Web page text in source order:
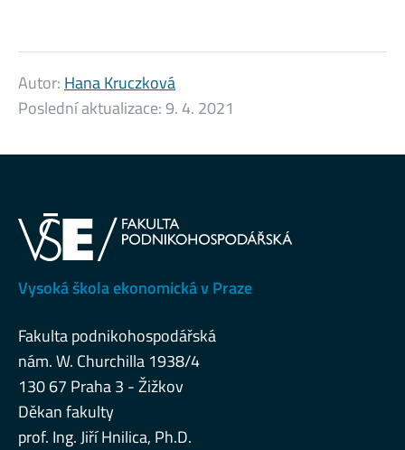
Autor: Hana Kruczková
Poslední aktualizace:9. 4. 2021
Vysoká škola ekonomická v Praze
Fakulta podnikohospodářská
nám. W. Churchilla 1938/4
130 67 Praha 3 - Žižkov
Děkan fakulty
prof. Ing. Jiří Hnilica, Ph.D.